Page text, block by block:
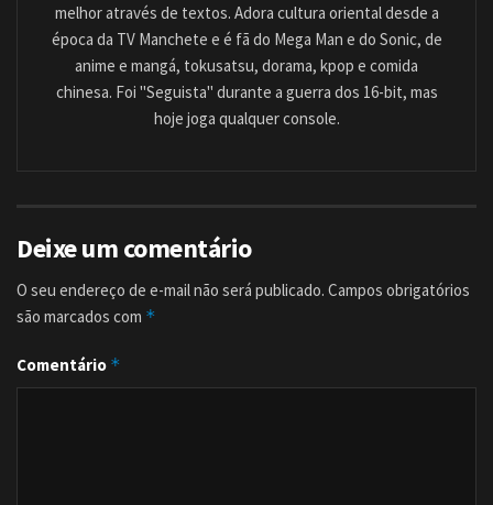
melhor através de textos. Adora cultura oriental desde a
época da TV Manchete e é fã do Mega Man e do Sonic, de
anime e mangá, tokusatsu, dorama, kpop e comida
chinesa. Foi "Seguista" durante a guerra dos 16-bit, mas
hoje joga qualquer console.
Deixe um comentário
O seu endereço de e-mail não será publicado. Campos obrigatórios
são marcados com *
Comentário *